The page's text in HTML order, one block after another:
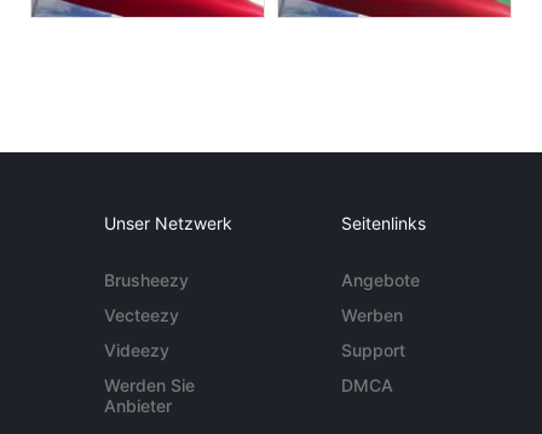
Unser Netzwerk
Brusheezy
Vecteezy
Videezy
Werden Sie
Anbieter
Seitenlinks
Angebote
Werben
Support
DMCA